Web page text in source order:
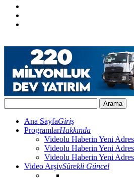
Ana SayfaGiriş
ProgramlarHakkında
Videolu Haberin Yeni
Videolu Haberin Yeni
Videolu Haberin Yeni
Video ArşivSürekli Güncel